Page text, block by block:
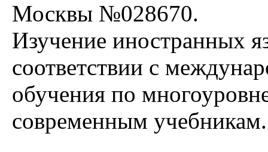
Москвы №028670.
Изучение иностранных
соответствии с
обучения по
современным учебникам.